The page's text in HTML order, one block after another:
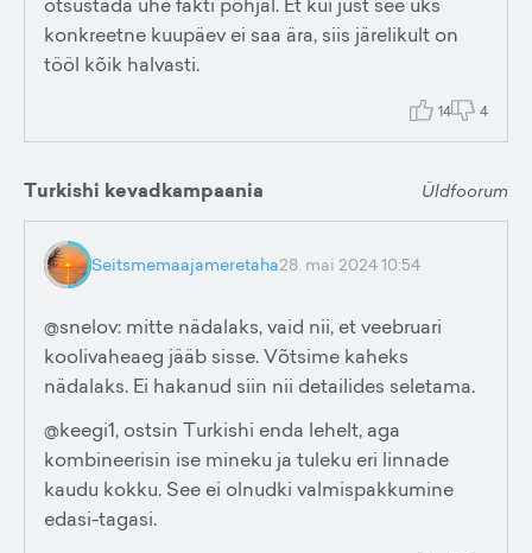
konkreetne kuupäev ei saa ära, siis järelikult on
tööl kõik halvasti.
14 4
Turkishi kevadkampaania Üldfoorum
Seitsmemaajameretaha28. mai 2024 10:54
@snelov: mitte nädalaks, vaid nii, et veebruari
koolivaheaeg jääb sisse. Võtsime kaheks
nädalaks. Ei hakanud siin nii detailides seletama.
@keegi1, ostsin Turkishi enda lehelt, aga
kombineerisin ise mineku ja tuleku eri linnade
kaudu kokku. See ei olnudki valmispakkumine
edasi-tagasi.